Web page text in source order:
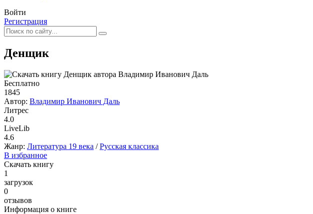
Войти
Регистрация
Денщик
Бесплатно
1845
Автор: Владимир Иванович Даль
Литрес
4.0
LiveLib
4.6
Жанр: Литература 19 века /Русская классика
В избранное
Скачать книгу
1
загрузок
0
отзывов
Информация о книге